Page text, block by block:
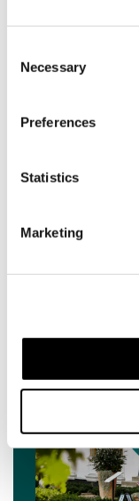
Selection
Necessary
Preferences
Statistics
Marketing
Hjälp